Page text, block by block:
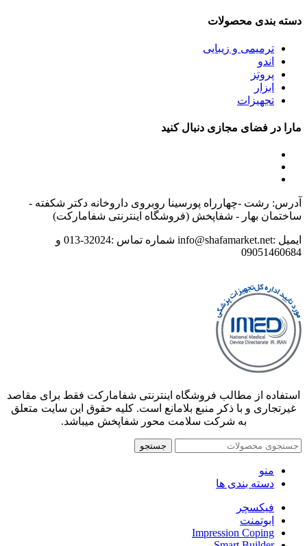
دسته بندی محصولات
ترمیمی و زیبایی
اندو
پروتز
ابزار
تجهیزات
مارا در فضای مجازی دنبال کنید
آدرس: رشت -چهارراه پورسینا روبروی داروخانه دکتر شکفته -
ساختمان بهار - شفاپخش (فروشگاه اینترنتی شفامارکت)
ایمیل :info@shafamarket.net شماره تماس :32024-013 و
09051460684
استفاده از مطالب فروشگاه اینترنتی شفامارکت فقط برای مقاصد
غیرتجاری و با ذکر منبع بلامانع است. کلیه حقوق این سایت متعلق
به شرکت سلامت محور شفاپخش میباشد.
جستجو
منو
دسته بندی ها
فیکسچر
ابوتمنت
Impression Coping